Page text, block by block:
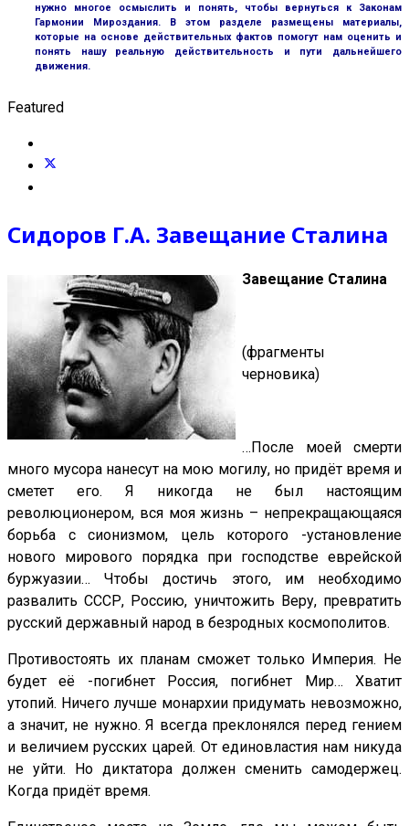
нужно многое осмыслить и понять, чтобы вернуться к Законам
Гармонии Мироздания. В этом разделе размещены материалы,
которые на основе действительных фактов помогут нам оценить и
понять нашу реальную действительность и пути дальнейшего
движения.
Featured
Сидоров Г.А. Завещание Сталина
Завещание Сталина
(фрагменты
черновика)
…После моей смерти
много мусора нанесут на мою могилу, но придёт время и
сметет его. Я никогда не был настоящим
революционером, вся моя жизнь – непрекращающаяся
борьба с сионизмом, цель которого -установление
нового мирового порядка при господстве еврейской
буржуазии… Чтобы достичь этого, им необходимо
развалить СССР, Россию, уничтожить Веру, превратить
русский державный народ в безродных космополитов.
Противостоять их планам сможет только Империя. Не
будет её -погибнет Россия, погибнет Мир… Хватит
утопий. Ничего лучше монархии придумать невозможно,
а значит, не нужно. Я всегда преклонялся перед гением
и величием русских царей. От единовластия нам никуда
не уйти. Но диктатора должен сменить самодержец.
Когда придёт время.